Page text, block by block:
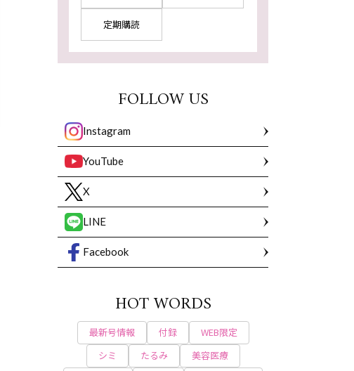
定期購読
FOLLOW US
Instagram
YouTube
X
LINE
Facebook
HOT WORDS
最新号情報 付録
WEB限定
シミ
たるみ
美容医療